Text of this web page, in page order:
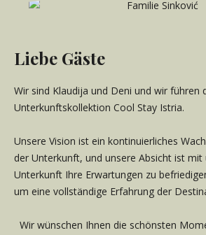
Liebe Gäste
Wir sind Klaudija und Deni und wir führen
Unterkunftskollektion Cool Stay Istria.
Unsere Vision ist ein kontinuierliches
der Unterkunft, und unsere Absicht ist
Unterkunft Ihre Erwartungen zu
um eine vollständige Erfahrung der
Wir wünschen Ihnen die schönsten